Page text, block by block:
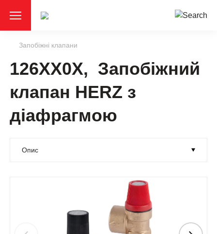
Запобіжні клапани
126XX0X, Запобіжний
клапан HERZ з
діафрагмою